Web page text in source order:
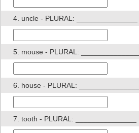
4. uncle - PLURAL: _______________
5. mouse - PLURAL: _______________
6. house - PLURAL: _______________
7. tooth - PLURAL: _______________